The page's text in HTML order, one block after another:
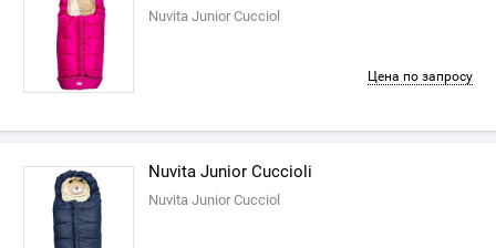
Nuvita Junior Cucciol
Цена по запросу
Nuvita Junior Cuccioli
Nuvita Junior Cucciol